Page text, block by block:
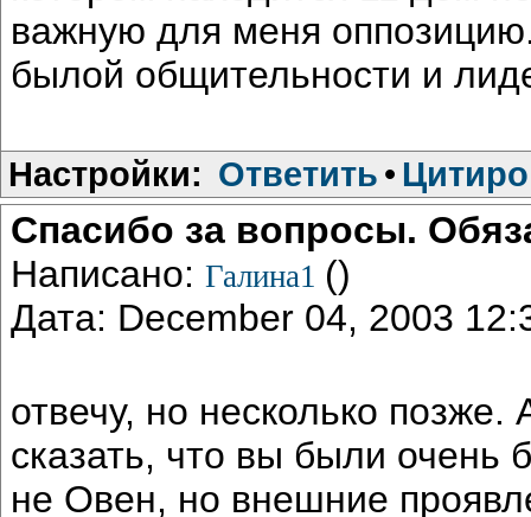
важную для меня
былой общительности и
Настройки: Ответить •
Спасибо за вопросы.
Написано: Галина1 ()
Дата: December 04, 2003
отвечу, но несколько
сказать, что вы были очень
не Овен, но внешние